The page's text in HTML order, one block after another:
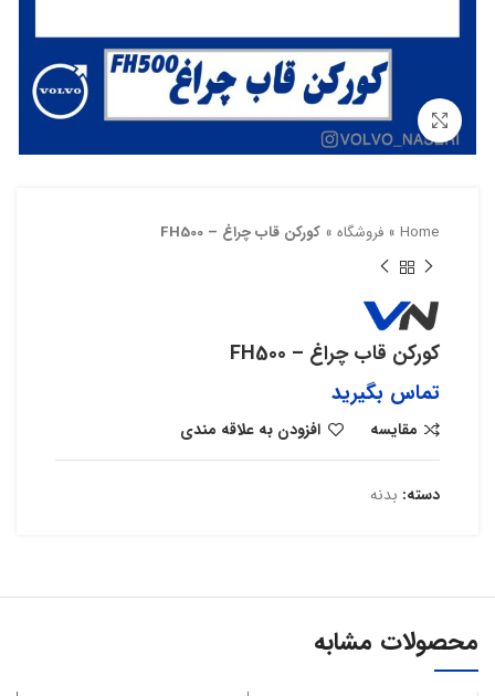
بزرگنمایی تصویر
Home
» فروشگاه » کورکن قاب چراغ – FH500
کورکن قاب چراغ – FH500
تماس بگیرید
مقایسه افزودن به علاقه مندی
دسته: بدنه
محصولات مشابه